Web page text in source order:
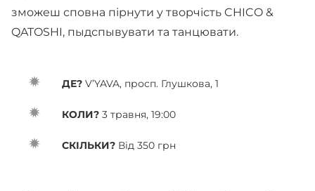
зможеш сповна пірнути у творчість CHICO &
QATOSHI, пыдспывувати та танцювати.
ДЕ? V’YAVA, просп. Глушкова, 1
КОЛИ? 3 травня, 19:00
СКІЛЬКИ? Від 350 грн